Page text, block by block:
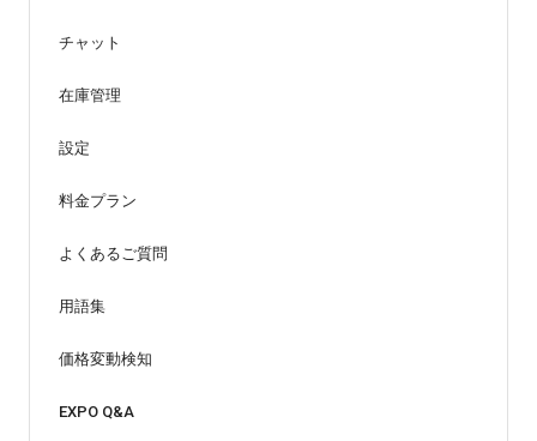
チャット
在庫管理
設定
料金プラン
よくあるご質問
用語集
価格変動検知
EXPO Q&A